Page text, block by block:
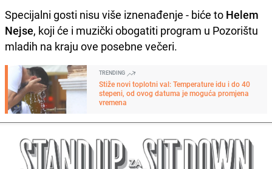
Specijalni gosti nisu više iznenađenje - biće to Helem
Nejse, koji će i muzički obogatiti program u Pozorištu
mladih na kraju ove posebne večeri.
TRENDING
Stiže novi toplotni val: Temperature idu i do 40
stepeni, od ovog datuma je moguća promjena
vremena